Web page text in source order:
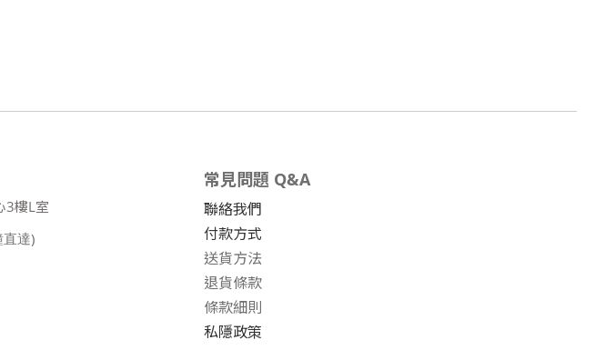
3樓L室
達)
常見問題 Q&A
聯絡我們
付款方式
送貨方法
退貨條款
條款細則
私隱政策